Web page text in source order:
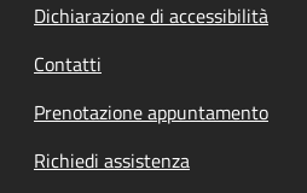
Dichiarazione di accessibilità
Contatti
Prenotazione appuntamento
Richiedi assistenza